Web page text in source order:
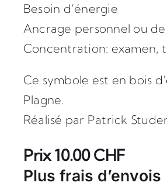
Besoin d’énergie
Ancrage personnel ou
Concentration: examen,
Ce symbole est en bois
Plagne.
Réalisé par Patrick
Prix 10.00 CHF
Plus frais d’envois